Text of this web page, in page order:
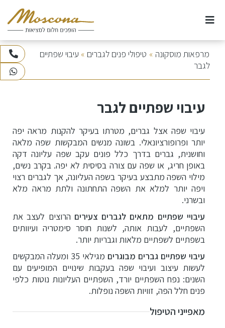
אודות
ניתוחי חזה
ניתוחי אף
ניתוחים וטיפולי גוף
ניתוחי פנים
טיפולי לייזר
הזרקות מתקדמות
טיפולי פנים לגברים
ניתוחים וטיפולים לגברים
בלוג
073-3745100
מרפאות מוסקונה » טיפולי פנים לגברים » עיבוי שפתיים
לגבר
עיבוי שפתיים לגבר
עיבוי שפה אצל גברים, מטרתו בעיקר להקנות מראה יפה
יותר ופרופורציונאלי. בשונה מנשים המבקשות שפה מלאה
וחושנית, גברים בדרך כלל פונים עקב שפה עליונה דקה
באופן חריג, או שפה עם צורה בסיסית לא יפה. בקרב נשים,
מילוי השפה מתבצע בעיקר בשפה העליונה, אך לגברים רצוי
ויפה יותר למלא את השפה התחתונה ולתת מראה מלא
ובשרני.
עיבויי שפתיים מתאים לגברים צעירים הרוצים לעצב את
השפתיים, לעבות אותה, לשנות חוסר סימטריה ועיוותים
בשפתיים לשפתיים מלאות וגבריות יותר.
עיבוי שפתיים גברים מבוגרים
מגילאי 35 ומעלה המבקשים
לעשות עיצוב ועיבוי שפה בעקבות שינויים המופיעים עם
השנים: נפח השפתיים יורד, השפתיים העליונות נוטות כלפי
פנים חלל הפה, זוויות השפה נופלות.
מאפייני הטיפול
שיטת ההזרקה לעיצוב השפתיים: 7 האלמנטים ליצירת
תופעות לוואי
עיבוי שפתיים – האם ייתכנו סיבוכים?
משך הטיפול